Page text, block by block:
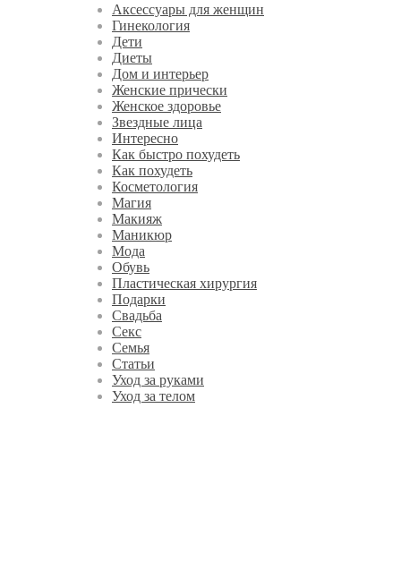
Аксессуары для женщин
Гинекология
Дети
Диеты
Дом и интерьер
Женские прически
Женское здоровье
Звездные лица
Интересно
Как быстро похудеть
Как похудеть
Косметология
Магия
Макияж
Маникюр
Мода
Обувь
Пластическая хирургия
Подарки
Свадьба
Секс
Семья
Статьи
Уход за руками
Уход за телом